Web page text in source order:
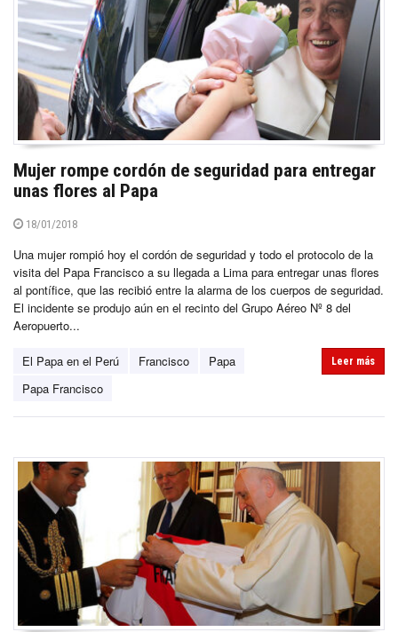
Mujer rompe cordón de seguridad para entregar
unas flores al Papa
18/01/2018
Una mujer rompió hoy el cordón de seguridad y todo el protocolo de la
visita del Papa Francisco a su llegada a Lima para entregar unas flores
al pontífice, que las recibió entre la alarma de los cuerpos de seguridad.
El incidente se produjo aún en el recinto del Grupo Aéreo Nº 8 del
Aeropuerto...
El Papa en el Perú Francisco
Papa
Papa Francisco
Leer más